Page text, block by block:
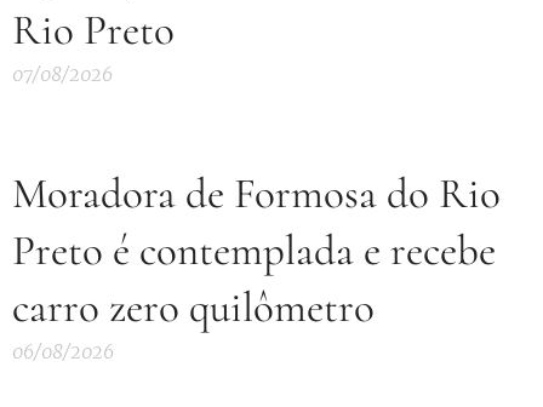
Rio Preto
07/08/2026
Moradora de Formosa do Rio
Preto é contemplada e recebe
carro zero quilômetro
06/08/2026